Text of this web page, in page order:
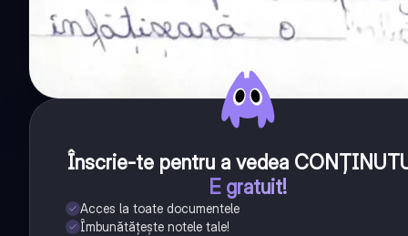
Înscrie-te pentru a vedea
E gratuit!
Acces la toate documentele
Îmbunătățește notele tale!